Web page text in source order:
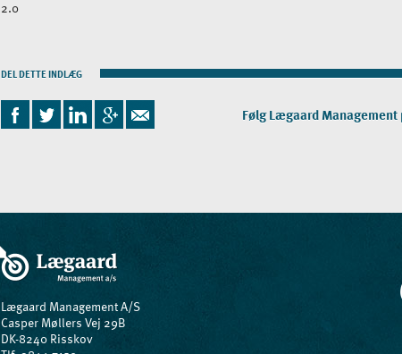
2.0
DEL DETTE INDLÆG
Følg Lægaard Management
Lægaard Management A/S
Casper Møllers Vej 29B
DK-8240 Risskov